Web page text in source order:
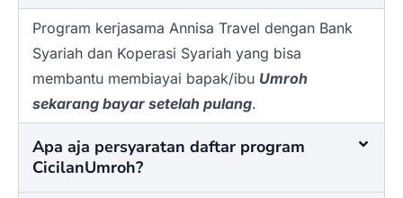
Program kerjasama Annisa Travel dengan Bank
Syariah dan Koperasi Syariah yang bisa
membantu membiayai bapak/ibu Umroh
sekarang bayar setelah pulang.
Apa aja persyaratan daftar program
CicilanUmroh?